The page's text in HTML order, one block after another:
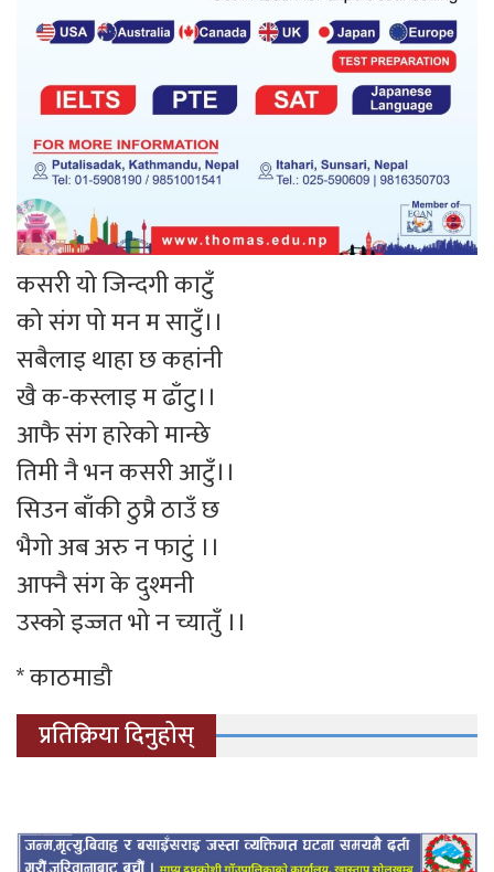
कसरी यो जिन्दगी काटुँ
को संग पो मन म साटुँ।।
सबैलाइ थाहा छ कहांनी
खै क-कस्लाइ म ढाँटु।।
आफै संग हारेको मान्छे
तिमी नै भन कसरी आटुँ।।
सिउन बाँकी ठुप्रै ठाउँ छ
भैगो अब अरु न फाटुं ।।
आफ्नै संग के दुश्मनी
उस्को इज्जत भो न च्यातुँ ।।
* काठमाडौ
प्रतिक्रिया दिनुहोस्